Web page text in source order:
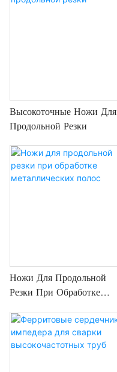
Высокоточные Ножи Для
Продольной Резки
Ножи Для Продольной
Резки При Обработке